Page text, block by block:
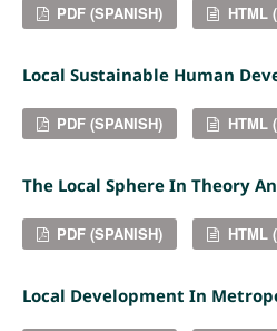
PDF (SPANISH) HTML
Local Sustainable Human
PDF (SPANISH) HTML
The Local Sphere In Theory
PDF (SPANISH) HTML
Local Development In